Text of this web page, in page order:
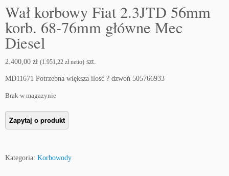
Wał korbowy Fiat 2.3JTD 56mm
korb. 68-76mm główne Mec
Diesel
2.400,00 zł (1.951,22 zł netto) szt.
MD11671 Potrzebna większa ilość ? dzwoń 505766933
Brak w magazynie
Kategoria: Korbowody